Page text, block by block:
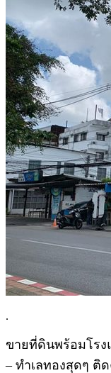
.
ขายที่ดินพร้อมโรง
– ทำเลทองสุดๆ ติ